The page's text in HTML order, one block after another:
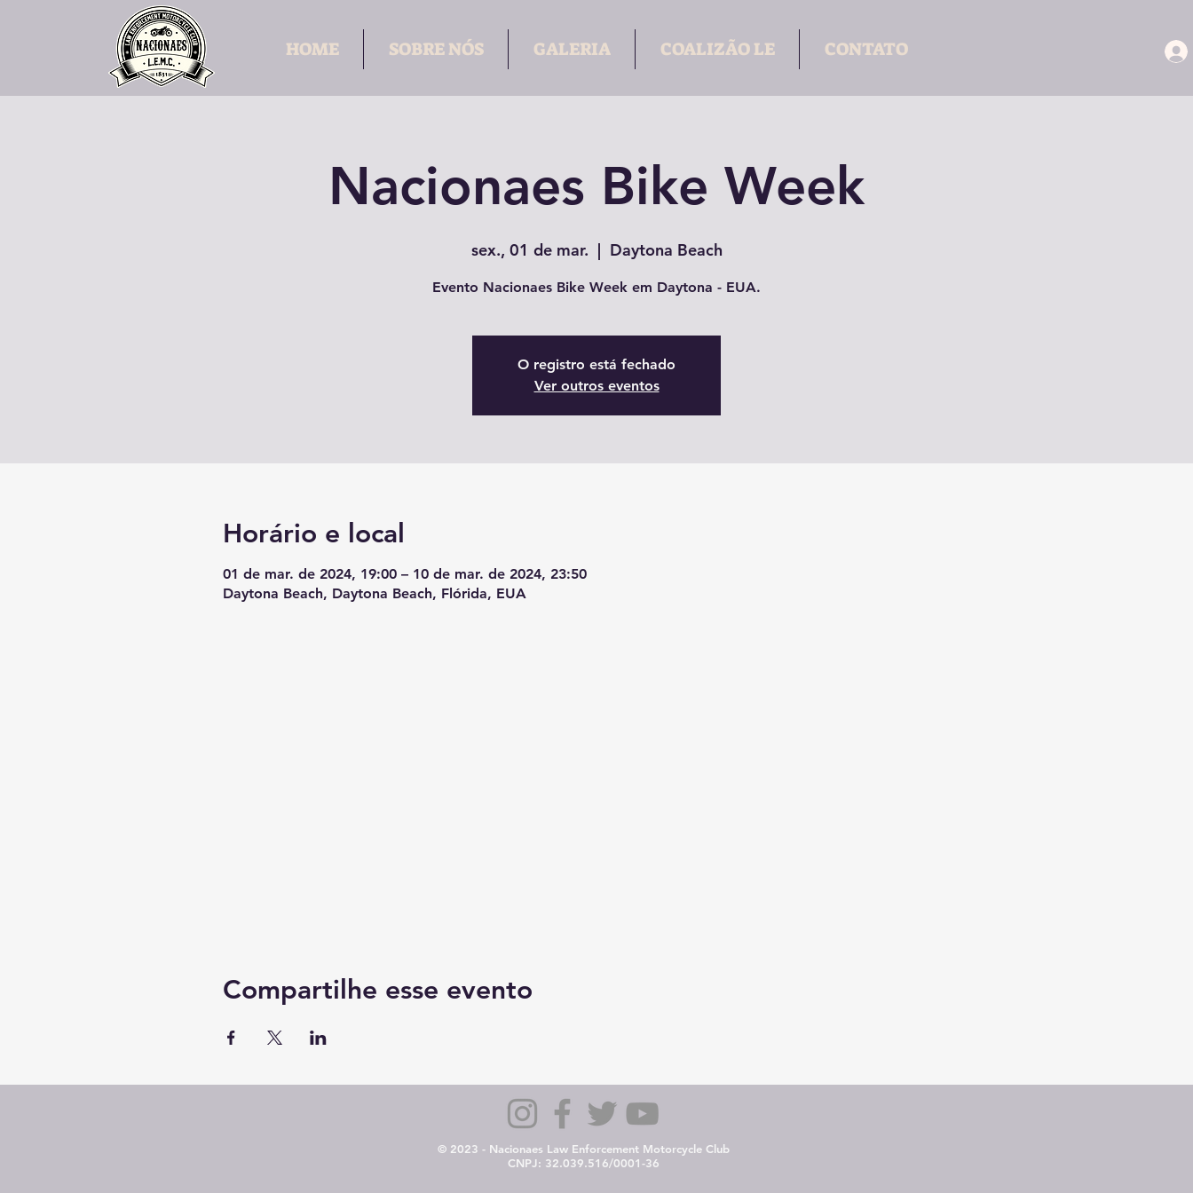
HOME SOBRE NÓS GALERIA COALIZÃO LE CONTATO
Nacionaes Bike Week
sex., 01 de mar.
  |
Daytona Beach
Evento Nacionaes Bike Week em Daytona - EUA.
O registro está fechado
Ver outros eventos
Horário e local
01 de mar. de 2024, 19:00 – 10 de mar. de 2024, 23:50
Daytona Beach, Daytona Beach, Flórida, EUA
Compartilhe esse evento
© 2023 - Nacionaes Law Enforcement Motorcycle Club
CNPJ: 32.039.516/0001-36